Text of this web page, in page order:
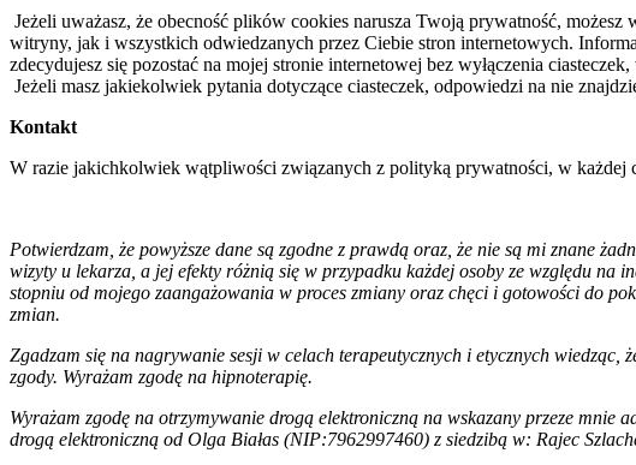
Jeżeli uważasz, że obecność plików cookies narusza Twoją prywatność,
witryny, jak i wszystkich odwiedzanych przez Ciebie stron internetowych.
zdecydujesz się pozostać na mojej stronie internetowej bez wyłączenia
Jeżeli masz jakiekolwiek pytania dotyczące ciasteczek, odpowiedzi na nie
Kontakt
W razie jakichkolwiek wątpliwości związanych z polityką prywatności, w każdej
Potwierdzam, że powyższe dane są zgodne z prawdą oraz, że nie są mi znane
wizyty u lekarza, a jej efekty różnią się w przypadku każdej osoby ze względu na
stopniu od mojego zaangażowania w proces zmiany oraz chęci i gotowości do
zmian.
Zgadzam się na nagrywanie sesji w celach terapeutycznych i etycznych
zgody. Wyrażam zgodę na hipnoterapię.
Wyrażam zgodę na otrzymywanie drogą elektroniczną na wskazany przeze
drogą elektroniczną od Olga Białas (NIP:7962997460) z siedzibą w: Rajec